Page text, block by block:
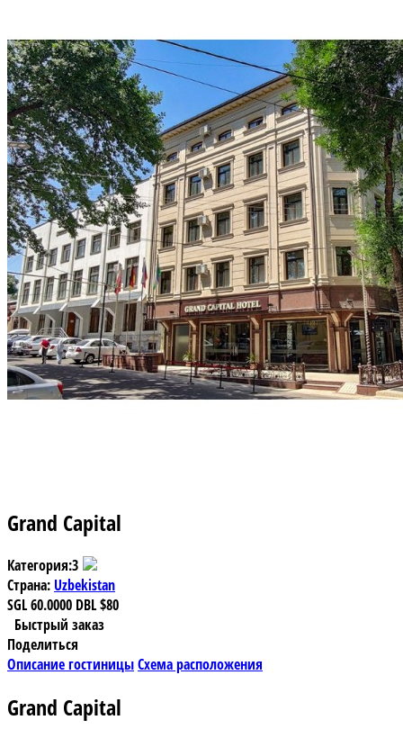
Grand Capital
Категория:3
Страна: Uzbekistan
SGL60.0000 DBL$80
Быстрый заказ
Поделиться
Описание гостиницыСхема расположения
Grand Capital